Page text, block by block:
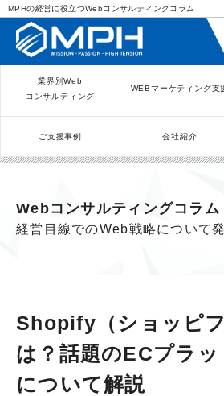
MPHの経営に役立つWebコンサルティングコラム
業界別Web
コンサルティング
WEBマーケティング支
ご支援事例 会社紹介
Webコンサルティングコラム
経営目線でのWeb戦略について
Shopify（ショッピ
は？話題のECプラ
について解説